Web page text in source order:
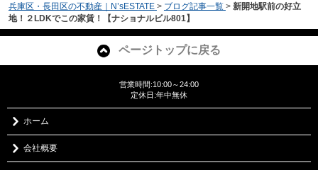
兵庫区・長田区の不動産｜N’sESTATE > ブログ記事一覧 > 新開地駅前の好立
地！２LDKでこの家賃！【ナショナルビル801】
ページトップに戻る
営業時間:10:00～24:00
定休日:年中無休
ホーム
会社概要